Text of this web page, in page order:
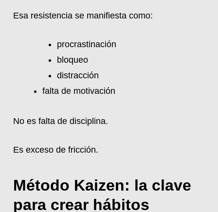
Esa resistencia se manifiesta como:
procrastinación
bloqueo
distracción
falta de motivación
No es falta de disciplina.
Es exceso de fricción.
Método Kaizen: la clave
para crear hábitos